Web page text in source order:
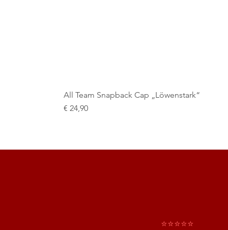
All Team Snapback Cap „Löwenstark“
Preis
€ 24,90
​⭐⭐⭐⭐⭐